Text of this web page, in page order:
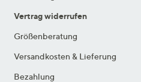
Vertrag widerrufen
Größenberatung
Versandkosten & Lieferung
Bezahlung